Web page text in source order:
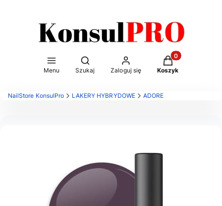
Menu
Otwórz wyszukiwarkę
Szukaj Zaloguj się
Produkty w
Koszyk
NailStore KonsulPro LAKERY HYBRYDOWE ADORE